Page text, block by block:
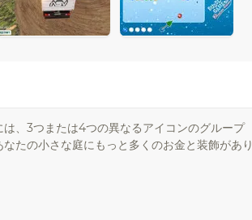
、3つまたは4つの異なるアイコンのグループ
たの小さな庭にもっと多くのお金と装飾があり